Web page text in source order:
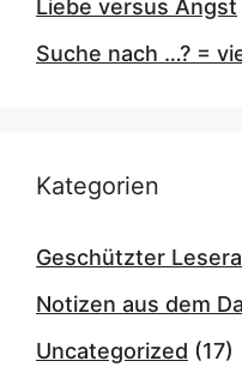
Liebe versus Angst
Suche nach …? =
Kategorien
Geschützter
Notizen aus dem
Uncategorized (17)